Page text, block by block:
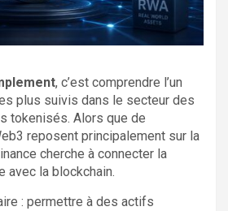
, c’est comprendre l’un
plus suivis dans le secteur des
tokenisés. Alors que de
reposent principalement sur la
cherche à connecter la
avec la blockchain.
: permettre à des actifs